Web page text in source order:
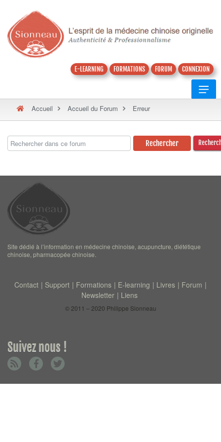
E-LEARNING FORMATIONS FORUM CONNEXION
Accueil Accueil du Forum Erreur
Site dédié à l’information en médecine chinoise, acupuncture, diététique
chinoise, pharmacopée chinoise.
Contact Support Formations E-learning Livres
Forum
Newsletter
Liens
© 2011 – 2020 Philippe Sionneau
Suivez nous !